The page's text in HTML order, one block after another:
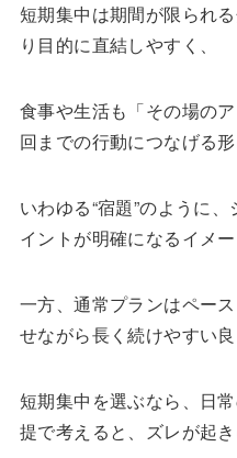
短期集中は期間が限られ
り目的に直結しやすく、
食事や生活も「その場の
回までの行動につなげる形
いわゆる“宿題”のように
イントが明確になるイメー
一方、通常プランはペー
せながら長く続けやすい良
短期集中を選ぶなら、日
提で考えると、ズレが起き